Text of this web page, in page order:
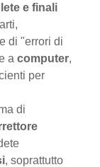
e finali
di "errori di
a computer,
per
di
, soprattutto